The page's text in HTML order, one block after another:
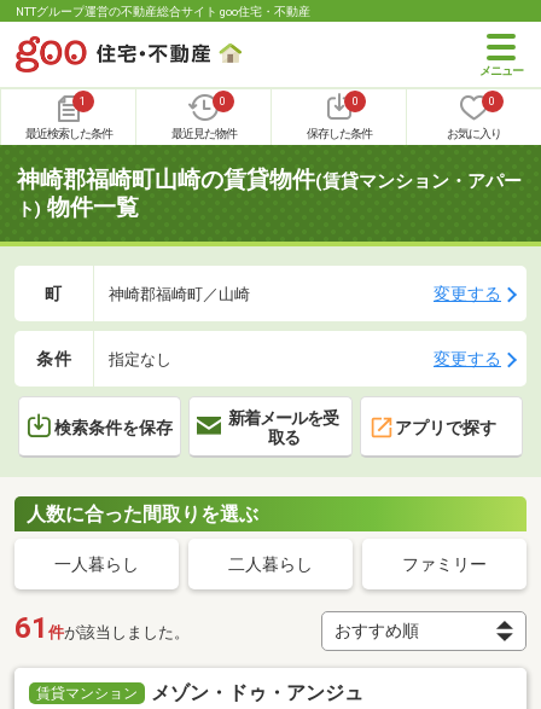
NTTグループ運営の不動産総合サイト goo住宅・不動産
1
最近検索した条件
0
最近見た物件
0
保存した条件
0
お気に入り
神崎郡福崎町山崎の賃貸物件(賃貸マンション・アパー
ト) 物件一覧
町 神崎郡福崎町／山崎 変更する
条件 指定なし 変更する
検索条件を保存
新着メールを受
取る
アプリで探す
人数に合った間取りを選ぶ
一人暮らし 二人暮らし ファミリー
61 件が該当しました。
賃貸マンション メゾン・ドゥ・アンジュ